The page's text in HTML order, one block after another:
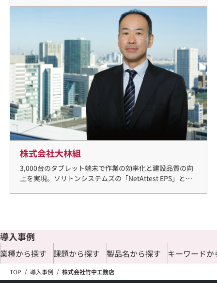
株式会社大林組
3,000台のタブレット端末で作業の効率化と建設品質の向
上を実現。ソリトンシステムズの「NetAttest EPS」と「N
導入事例
業種から探す 課題から探す 製品名から探す キーワードか
TOP 導入事例 株式会社竹中工務店